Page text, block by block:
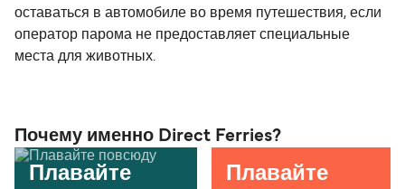
оставаться в автомобиле во время путешествия, если
оператор парома не предоставляет специальные
места для животных.
Почему именно Direct Ferries?
Плавайте
Плавайте